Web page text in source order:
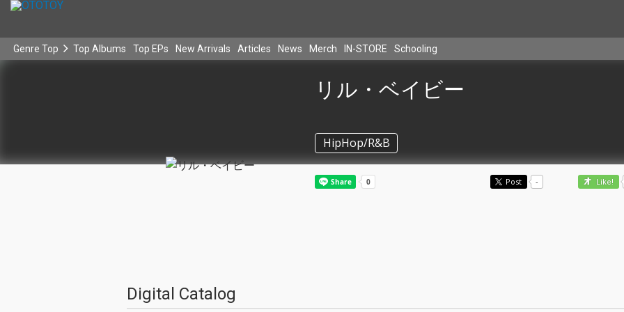
Genre Top Top Albums Top EPs New Arrivals Articles News Merch IN-STORE Schooling
リル・ベイビー
HipHop/R&B
Post - Like!
Digital Catalog